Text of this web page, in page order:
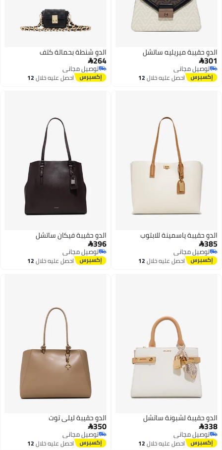
الدو حقيبة ميريليه ساتشل
301
توصيل مجاني
توصيل مجانياحصل عليه خلال12
الدو شنطة بحمالة كتف
264
توصيل مجاني
توصيل مجانياحصل عليه خلال12
الدو حقيبة ياسمينة للابتوب
385
توصيل مجاني
توصيل مجانياحصل عليه خلال12
اغسطس
الدو حقيبة فيكان ساتشل
396
توصيل مجاني
توصيل مجانياحصل عليه خلال12
اغسطس
الدو حقيبة لشبونة ساتشل
338
توصيل مجاني
توصيل مجانياحصل عليه خلال12
الدو حقيبة ليلى توت
350
توصيل مجاني
توصيل مجانياحصل عليه خلال12